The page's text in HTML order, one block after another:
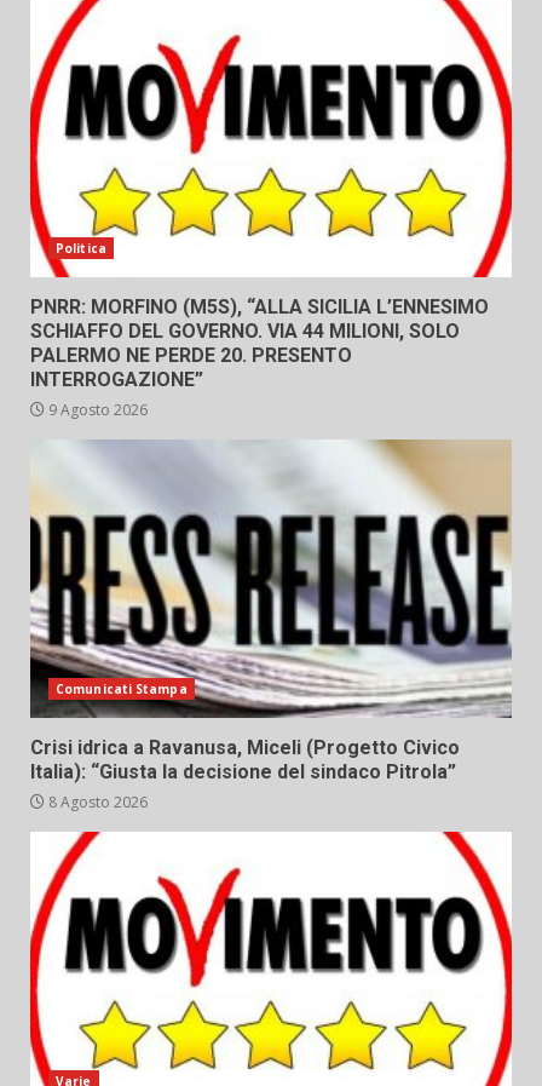
Politica
PNRR: MORFINO (M5S), “ALLA SICILIA L’ENNESIMO
SCHIAFFO DEL GOVERNO. VIA 44 MILIONI, SOLO
PALERMO NE PERDE 20. PRESENTO
INTERROGAZIONE”
9 Agosto 2026
Comunicati Stampa
Crisi idrica a Ravanusa, Miceli (Progetto Civico
Italia): “Giusta la decisione del sindaco Pitrola”
8 Agosto 2026
Varie